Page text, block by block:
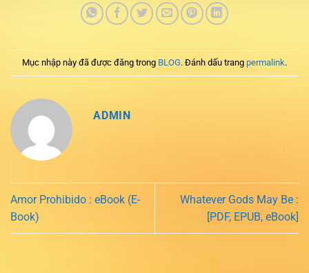
Mục nhập này đã được đăng trong BLOG. Đánh dấu trang permalink.
ADMIN
Amor Prohibido : eBook (E-
Book)
Whatever Gods May Be :
[PDF, EPUB, eBook]